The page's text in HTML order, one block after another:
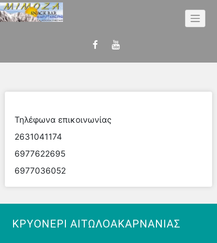
Skip
to
Τηλέφωνα επικοινωνίας
2631041174
6977622695
6977036052
ΚΡΥΟΝΈΡΙ ΑΙΤΩΛΟΑΚΑΡΝΑΝΊΑΣ